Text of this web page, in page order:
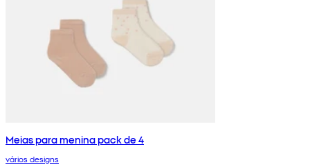
Meias para menina pack de 4
vários designs